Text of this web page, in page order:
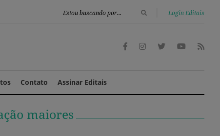
Login Editais
Contato Assinar Editais
maiores